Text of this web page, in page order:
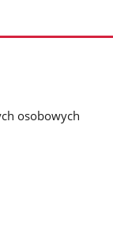
osobowych